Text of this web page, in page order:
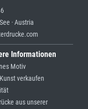
· Austria
Informationen
Motiv
verkaufen
aus unserer